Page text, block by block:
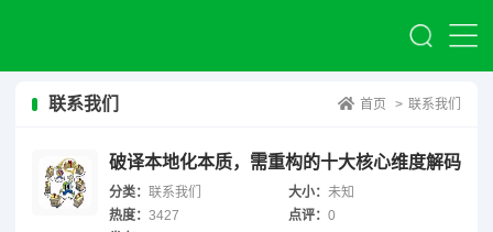
联系我们 首页 > 联系我们
破译本地化本质，需重构的十大核心维度解码
分类： 联系我们 大小：未知
热度： 3427 点评：0